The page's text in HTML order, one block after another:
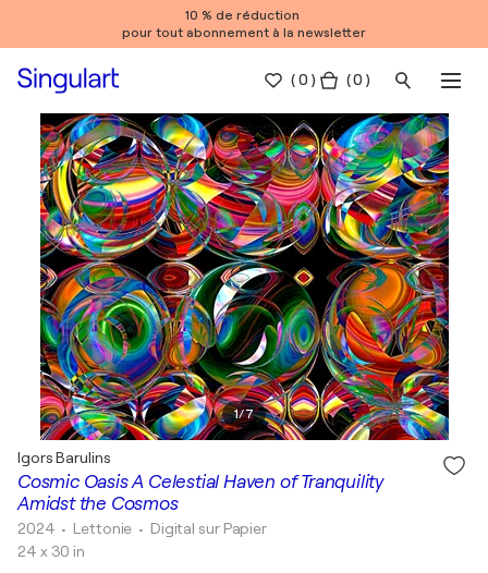
10 % de réduction
pour tout abonnement à la newsletter
(0 ) ( 0 )
1/7
Cosmic Oasis A Celestial Haven of Tranquility
Amidst the Cosmos
Igors Barulins
2024 • Lettonie • Digital sur Papier
24 x 30 in